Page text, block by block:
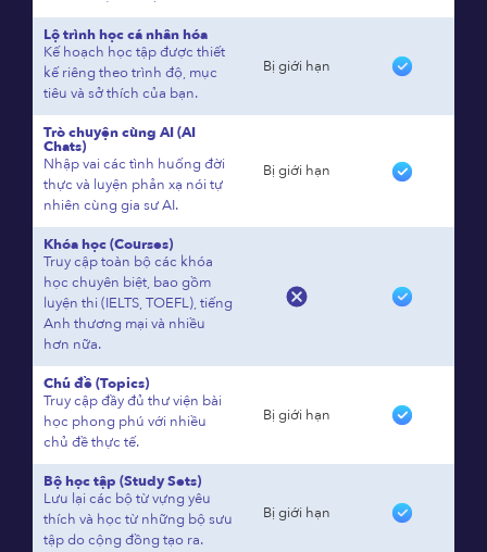
Lộ trình học cá nhân hóa
Kế hoạch học tập được thiết
kế riêng theo trình độ, mục
tiêu và sở thích của bạn.
Bị giới hạn
Trò chuyện cùng AI (AI
Chats)
Nhập vai các tình huống đời
thực và luyện phản xạ nói tự
nhiên cùng gia sư AI.
Bị giới hạn
Khóa học (Courses)
Truy cập toàn bộ các khóa
học chuyên biệt, bao gồm
luyện thi (IELTS, TOEFL), tiếng
Anh thương mại và nhiều
hơn nữa.
Chủ đề (Topics)
Truy cập đầy đủ thư viện bài
học phong phú với nhiều
chủ đề thực tế.
Bị giới hạn
Bộ học tập (Study Sets)
Lưu lại các bộ từ vựng yêu
thích và học từ những bộ sưu
tập do cộng đồng tạo ra.
Bị giới hạn